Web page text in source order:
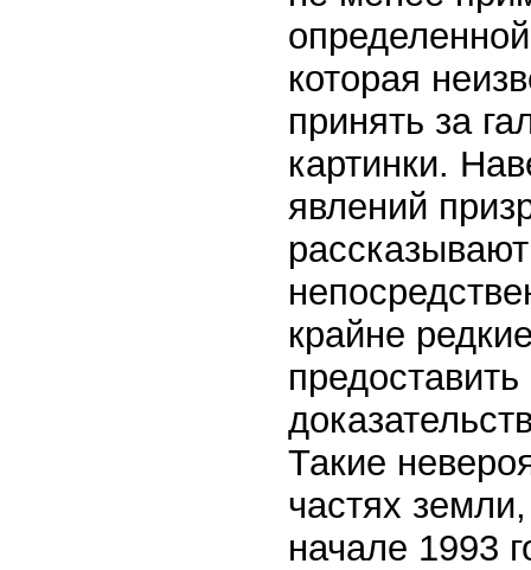
которая
принять за
картинки.
явлений
крайне
Такие
частях
начале 1993